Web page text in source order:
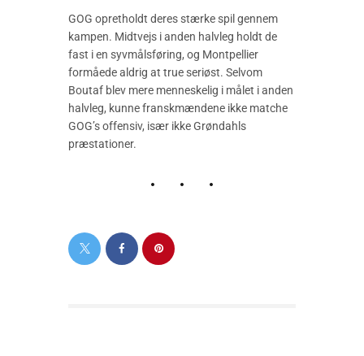
GOG opretholdt deres stærke spil gennem
kampen. Midtvejs i anden halvleg holdt de
fast i en syvmålsføring, og Montpellier
formåede aldrig at true seriøst. Selvom
Boutaf blev mere menneskelig i målet i anden
halvleg, kunne franskmændene ikke matche
GOG’s offensiv, især ikke Grøndahls
præstationer.